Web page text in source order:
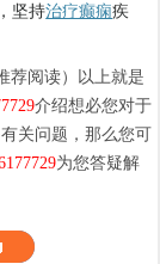
坚持治疗癫痫疾
阅读）以上就是
介绍想必您对于
关问题，那么您可
为您答疑解